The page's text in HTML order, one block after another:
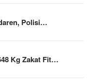
Polisi…
Kg Zakat Fit…